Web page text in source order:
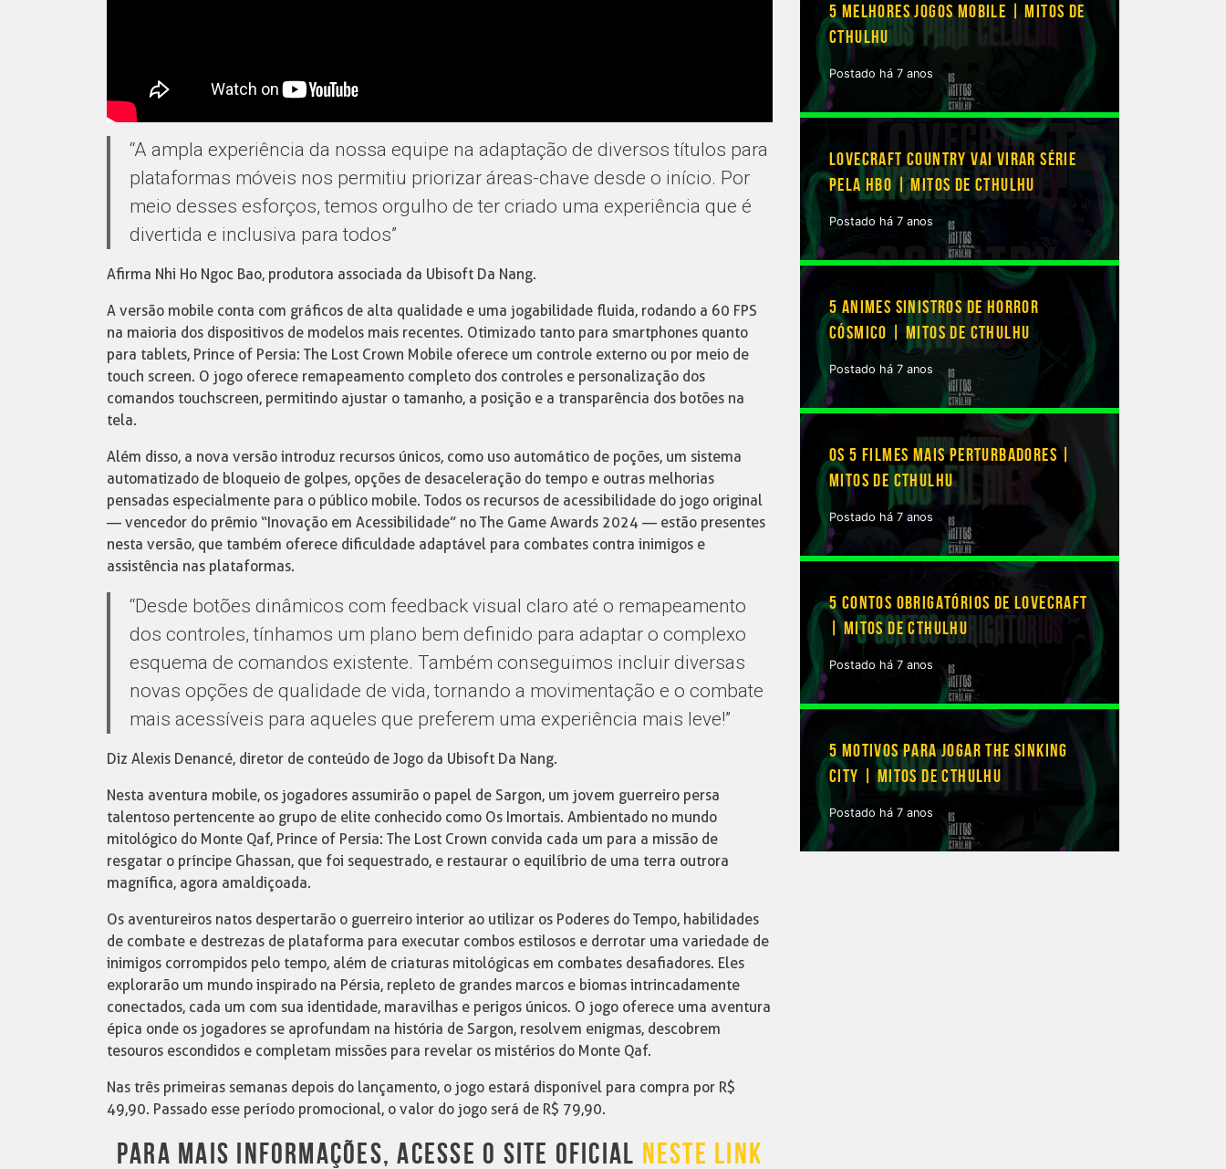
“A ampla experiência da nossa equipe na adaptação de diversos títulos para
plataformas móveis nos permitiu priorizar áreas-chave desde o início. Por
meio desses esforços, temos orgulho de ter criado uma experiência que é
divertida e inclusiva para todos”
Afirma Nhi Ho Ngoc Bao, produtora associada da Ubisoft Da Nang.
A versão mobile conta com gráficos de alta qualidade e uma jogabilidade fluida, rodando a 60 FPS
na maioria dos dispositivos de modelos mais recentes. Otimizado tanto para smartphones quanto
para tablets, Prince of Persia: The Lost Crown Mobile oferece um controle externo ou por meio de
touch screen. O jogo oferece remapeamento completo dos controles e personalização dos
comandos touchscreen, permitindo ajustar o tamanho, a posição e a transparência dos botões na
tela.
Além disso, a nova versão introduz recursos únicos, como uso automático de poções, um sistema
automatizado de bloqueio de golpes, opções de desaceleração do tempo e outras melhorias
pensadas especialmente para o público mobile. Todos os recursos de acessibilidade do jogo original
— vencedor do prêmio “Inovação em Acessibilidade” no The Game Awards 2024 — estão presentes
nesta versão, que também oferece dificuldade adaptável para combates contra inimigos e
assistência nas plataformas.
“Desde botões dinâmicos com feedback visual claro até o remapeamento
dos controles, tínhamos um plano bem definido para adaptar o complexo
esquema de comandos existente. Também conseguimos incluir diversas
novas opções de qualidade de vida, tornando a movimentação e o combate
mais acessíveis para aqueles que preferem uma experiência mais leve!”
Diz Alexis Denancé, diretor de conteúdo de Jogo da Ubisoft Da Nang.
Nesta aventura mobile, os jogadores assumirão o papel de Sargon, um jovem guerreiro persa
talentoso pertencente ao grupo de elite conhecido como Os Imortais. Ambientado no mundo
mitológico do Monte Qaf, Prince of Persia: The Lost Crown convida cada um para a missão de
resgatar o príncipe Ghassan, que foi sequestrado, e restaurar o equilíbrio de uma terra outrora
magnífica, agora amaldiçoada.
Os aventureiros natos despertarão o guerreiro interior ao utilizar os Poderes do Tempo, habilidades
de combate e destrezas de plataforma para executar combos estilosos e derrotar uma variedade de
inimigos corrompidos pelo tempo, além de criaturas mitológicas em combates desafiadores. Eles
explorarão um mundo inspirado na Pérsia, repleto de grandes marcos e biomas intrincadamente
conectados, cada um com sua identidade, maravilhas e perigos únicos. O jogo oferece uma aventura
épica onde os jogadores se aprofundam na história de Sargon, resolvem enigmas, descobrem
tesouros escondidos e completam missões para revelar os mistérios do Monte Qaf.
Nas três primeiras semanas depois do lançamento, o jogo estará disponível para compra por R$
49,90. Passado esse período promocional, o valor do jogo será de R$ 79,90.
PARA MAIS INFORMAÇÕES, ACESSE O SITE OFICIAL NESTE LINK
5 MELHORES JOGOS MOBILE | MITOS DE
CTHULHU
Postado há 7 anos
LOVECRAFT COUNTRY VAI VIRAR SÉRIE
PELA HBO | MITOS DE CTHULHU
Postado há 7 anos
5 ANIMES SINISTROS DE HORROR
CÓSMICO | MITOS DE CTHULHU
Postado há 7 anos
OS 5 FILMES MAIS PERTURBADORES |
MITOS DE CTHULHU
Postado há 7 anos
5 CONTOS OBRIGATÓRIOS DE LOVECRAFT
| MITOS DE CTHULHU
Postado há 7 anos
5 MOTIVOS PARA JOGAR THE SINKING
CITY | MITOS DE CTHULHU
Postado há 7 anos